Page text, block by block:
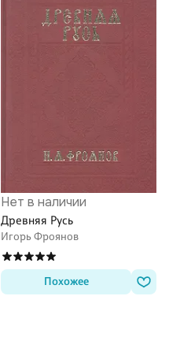
Нет в наличии
Древняя Русь
Игорь Фроянов
Похожее